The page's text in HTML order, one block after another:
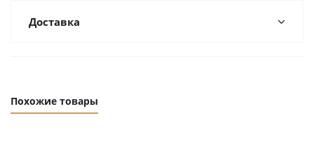
Доставка
Похожие товары